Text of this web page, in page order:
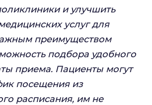
и улучшить
услуг для
преимуществом
подбора удобного
приема. Пациенты могут
посещения из
расписания, им не